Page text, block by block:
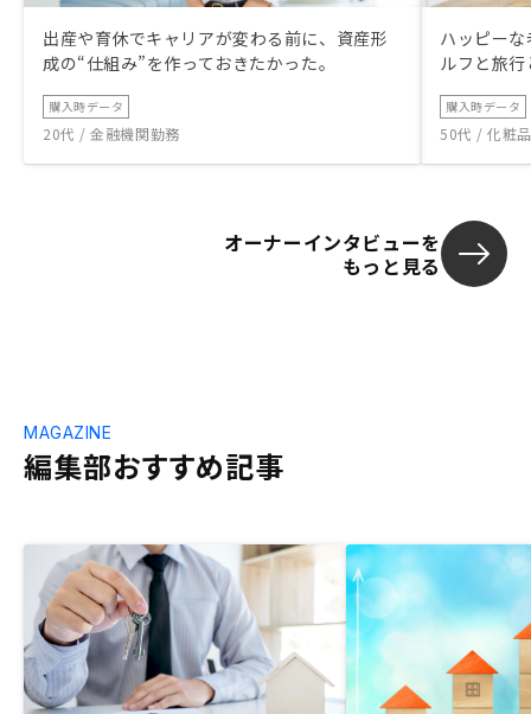
出産や育休でキャリアが変わる前に、資産形
成の“仕組み”を作っておきたかった。
購入時データ
20代 / 金融機関勤務
ハッピー
ルフと旅
購入時データ
50代 / 化粧
オーナーインタビューを
もっと見る
編集部おすすめ記事
MAGAZINE